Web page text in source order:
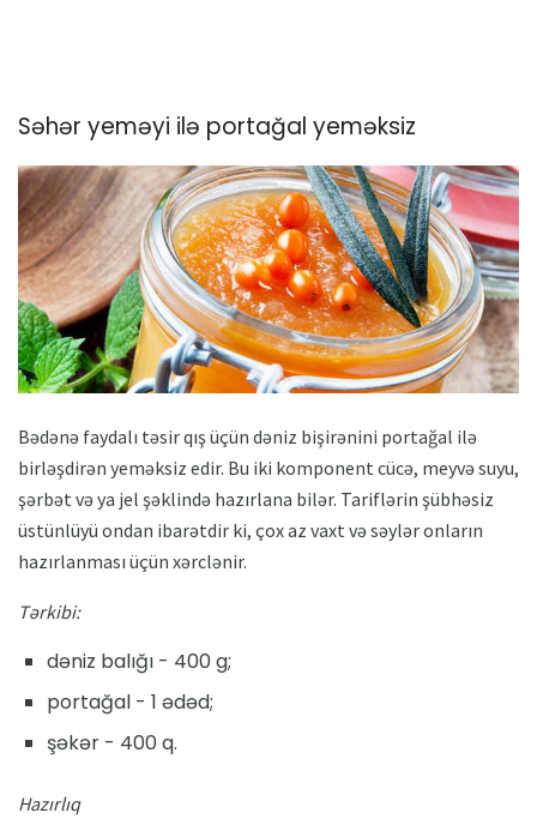
Səhər yeməyi ilə portağal yeməksiz
Bədənə faydalı təsir qış üçün dəniz bişirənini portağal ilə
birləşdirən yeməksiz edir. Bu iki komponent cücə, meyvə suyu,
şərbət və ya jel şəklində hazırlana bilər. Tariflərin şübhəsiz
üstünlüyü ondan ibarətdir ki, çox az vaxt və səylər onların
hazırlanması üçün xərclənir.
Tərkibi:
dəniz balığı - 400 g;
portağal - 1 ədəd;
şəkər - 400 q.
Hazırlıq